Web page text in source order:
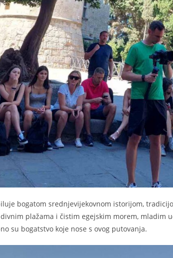
bogatom srednjevijekovnom istorijom,
divnim plažama i čistim egejskim morem,
su bogatstvo koje nose s ovog putovanja.